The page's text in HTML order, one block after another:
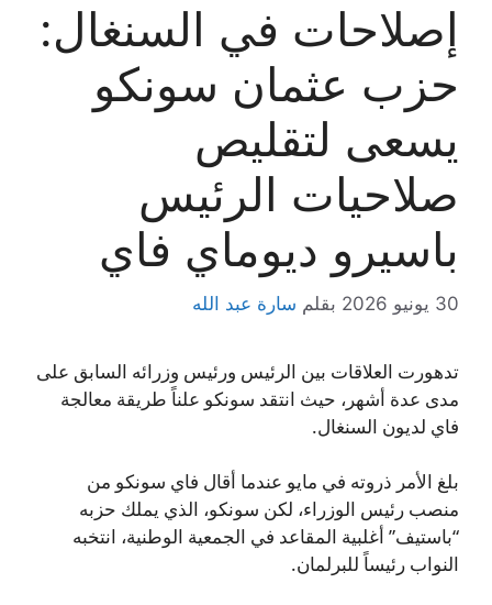
إصلاحات في السنغال:
حزب عثمان سونكو
يسعى لتقليص
صلاحيات الرئيس
باسيرو ديوماي فاي
30 يونيو 2026 بقلم سارة عبد الله
تدهورت العلاقات بين الرئيس ورئيس وزرائه السابق على
مدى عدة أشهر، حيث انتقد سونكو علناً طريقة معالجة
فاي لديون السنغال.
بلغ الأمر ذروته في مايو عندما أقال فاي سونكو من
منصب رئيس الوزراء، لكن سونكو، الذي يملك حزبه
“باستيف” أغلبية المقاعد في الجمعية الوطنية، انتخبه
النواب رئيساً للبرلمان.